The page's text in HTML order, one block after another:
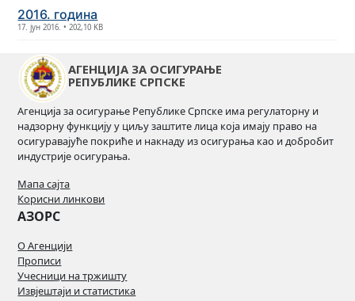
2016. година
17. јун 2016. • 202,10 KB
АГЕНЦИЈА ЗА ОСИГУРАЊЕ
РЕПУБЛИКЕ СРПСКЕ
Агенција за осигурање Републике Српске има регулаторну и
надзорну функцију у циљу заштите лица која имају право на
осигуравајуће покриће и накнаду из осигурања као и добробит
индустрије осигурања.
Мапа сајта
Корисни линкови
АЗОРС
О Агенцији
Прописи
Учесници на тржишту
Извјештаји и статистика